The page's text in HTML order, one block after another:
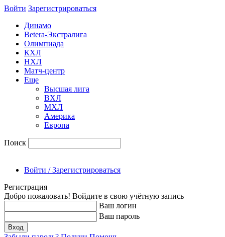
Войти Зарегиcтрироваться
Динамо
Betera-Экстралига
Олимпиада
КХЛ
НХЛ
Матч-центр
Еще
Высшая лига
ВХЛ
МХЛ
Америка
Европа
Поиск
Войти / Зарегистрироваться
Регистрация
Добро пожаловать! Войдите в свою учётную запись
Ваш логин
Ваш пароль